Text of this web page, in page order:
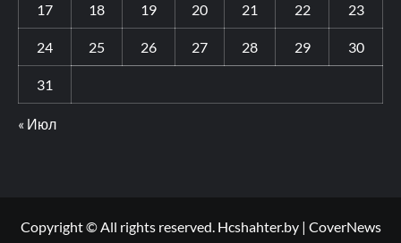
17 18 19 20 21 22 23
24 25 26 27 28 29 30
31
« Июл
Copyright © All rights reserved. Hcshahter.by | CoverNews